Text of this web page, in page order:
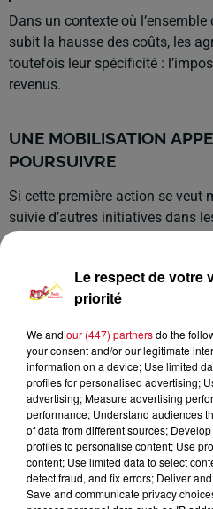
Dans un contexte où
subit la hausse des coûts, les
toutefois leur spécificité :
revenus.
UNE MOBILISATION
POURSUIVRE
Si cette première action se veut
suivie d’autres initiatives dans
agriculteurs affirment vouloir
évitant de pénaliser la
« Nous sommes conscients
même bateau. Mais une chose
crèverons pas sans rien faire »,
Le respect de votre
priorité
We and our (447) partnersdo the
your consent and/or our legitimate
information on a device; Use limited
profiles for personalised advertising;
advertising; Measure advertising
performance; Understand audiences
of data from different sources;
profiles to personalise content; Use
content; Use limited data to select
detect fraud, and fix errors; Deliver
Save and communicate privacy